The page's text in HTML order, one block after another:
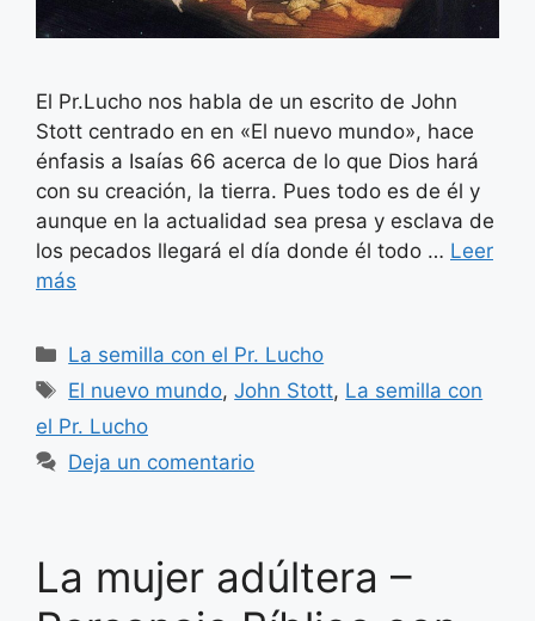
El Pr.Lucho nos habla de un escrito de John
Stott centrado en en «El nuevo mundo», hace
énfasis a Isaías 66 acerca de lo que Dios hará
con su creación, la tierra. Pues todo es de él y
aunque en la actualidad sea presa y esclava de
los pecados llegará el día donde él todo … Leer
más
Categorías
La semilla con el Pr. Lucho
Etiquetas
El nuevo mundo,John Stott, La semilla con
el Pr. Lucho
Deja un comentario
La mujer adúltera –